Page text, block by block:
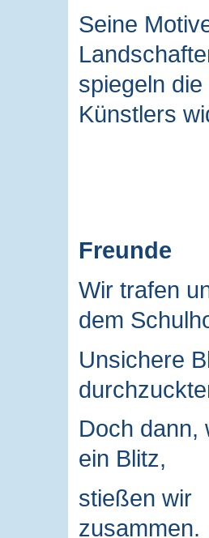
Seine
spiegeln
Künstlers
Freunde
Wir trafen
dem
Unsichere
Doch dann,
ein Blitz,
stießen wir
zusammen.